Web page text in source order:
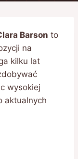
Barson to
na
kilku lat
wysokiej
aktualnych